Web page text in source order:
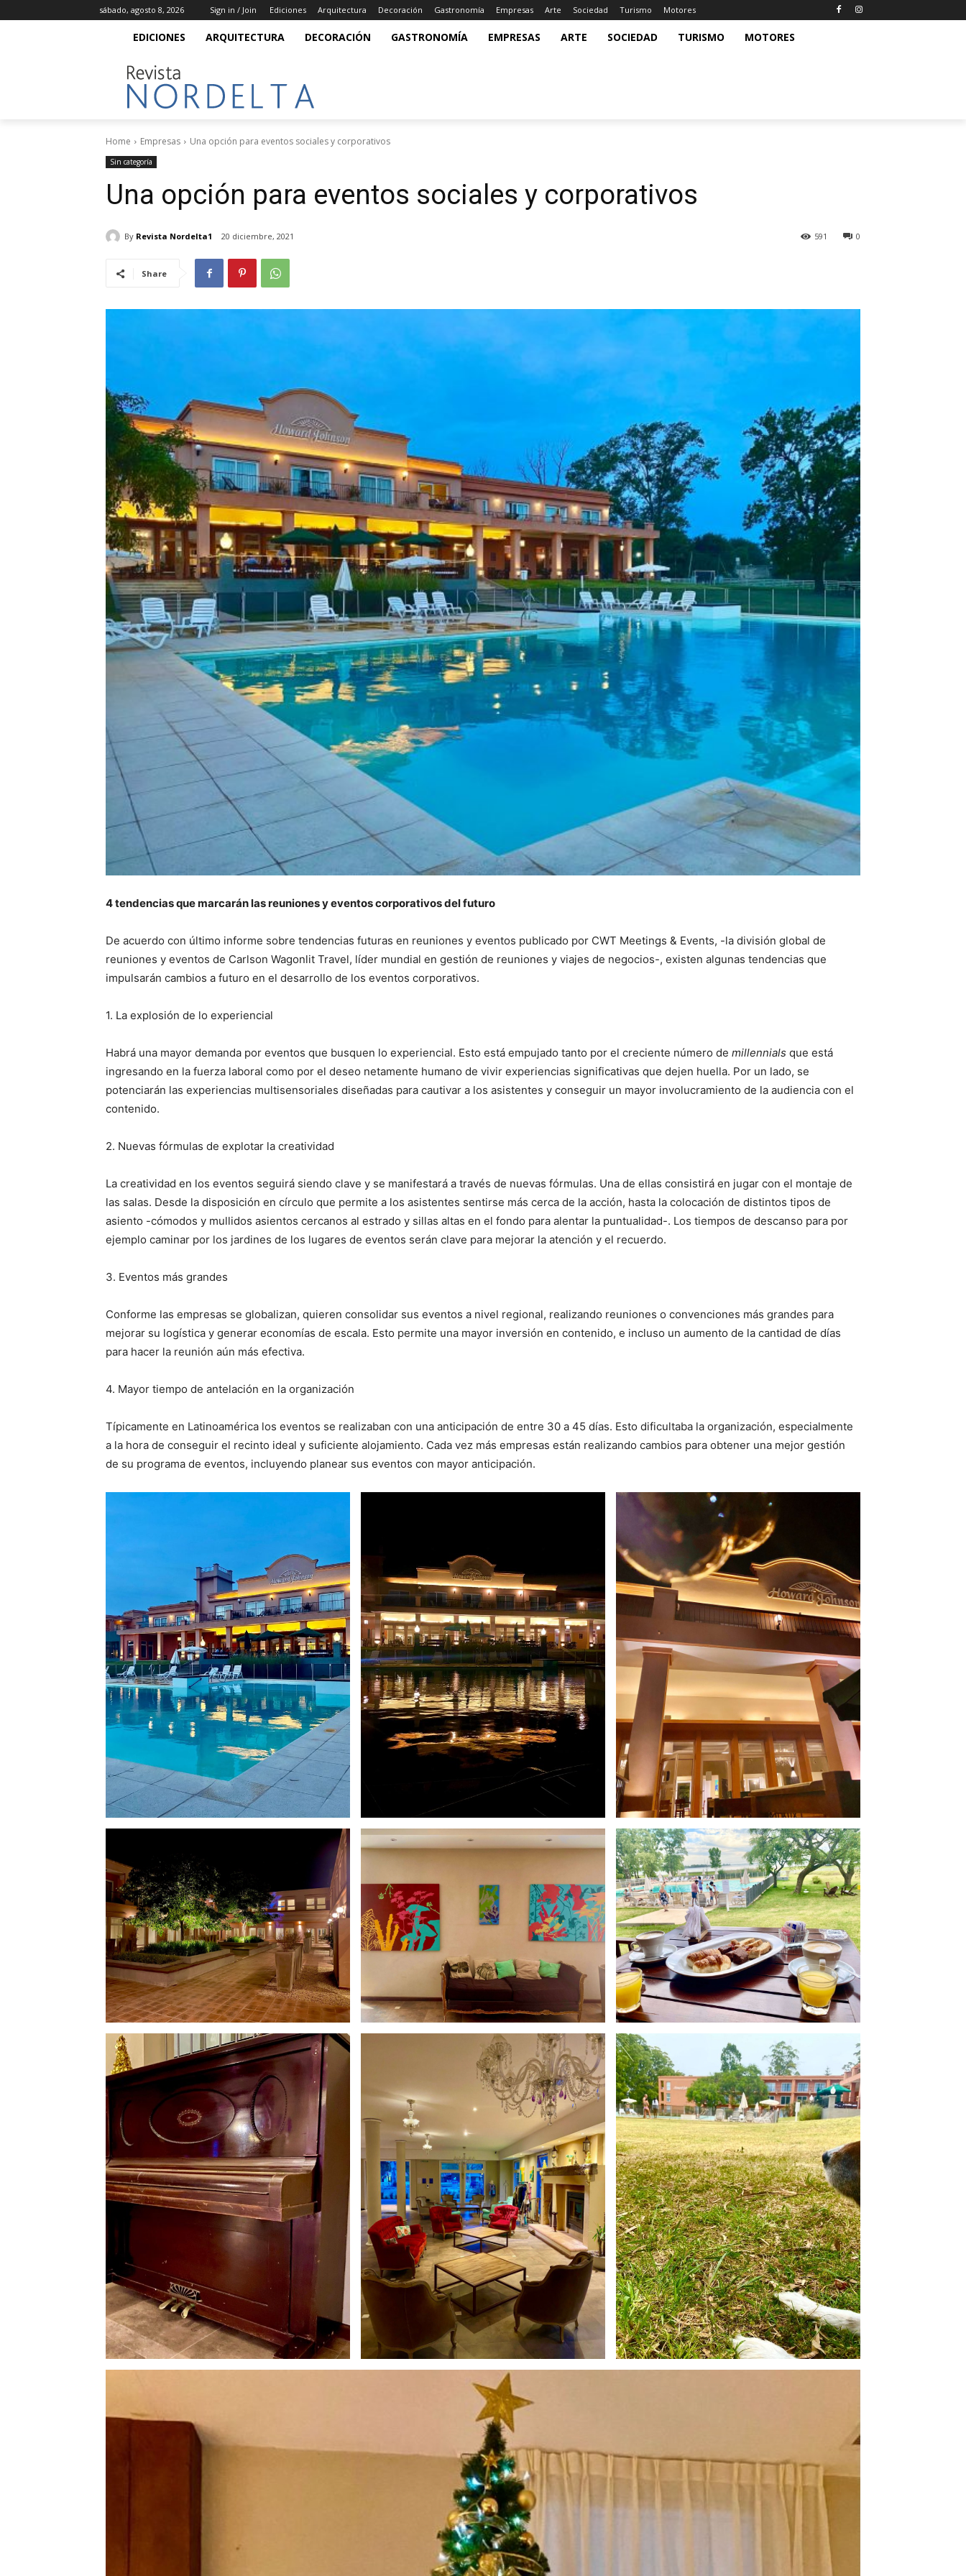
sábado, agosto 8, 2026 Sign in / Join Ediciones Arquitectura Decoración Gastronomía Empresas Arte Sociedad Turismo Motores
EDICIONES ARQUITECTURA DECORACIÓN GASTRONOMÍA EMPRESAS ARTE SOCIEDAD TURISMO MOTORES
Home Empresas Una opción para eventos sociales y corporativos
Sin categoría
Una opción para eventos sociales y corporativos
By Revista Nordelta1 20 diciembre, 2021 0
591
Share
4 tendencias que marcarán las reuniones y eventos corporativos del futuro
De acuerdo con último informe sobre tendencias futuras en reuniones y eventos publicado por CWT Meetings & Events, -la división global de
reuniones y eventos de Carlson Wagonlit Travel, líder mundial en gestión de reuniones y viajes de negocios-, existen algunas tendencias que
impulsarán cambios a futuro en el desarrollo de los eventos corporativos.
1. La explosión de lo experiencial
Habrá una mayor demanda por eventos que busquen lo experiencial. Esto está empujado tanto por el creciente número de millennials que está
ingresando en la fuerza laboral como por el deseo netamente humano de vivir experiencias significativas que dejen huella. Por un lado, se
potenciarán las experiencias multisensoriales diseñadas para cautivar a los asistentes y conseguir un mayor involucramiento de la audiencia con el
contenido.
2. Nuevas fórmulas de explotar la creatividad
La creatividad en los eventos seguirá siendo clave y se manifestará a través de nuevas fórmulas. Una de ellas consistirá en jugar con el montaje de
las salas. Desde la disposición en círculo que permite a los asistentes sentirse más cerca de la acción, hasta la colocación de distintos tipos de
asiento -cómodos y mullidos asientos cercanos al estrado y sillas altas en el fondo para alentar la puntualidad-. Los tiempos de descanso para por
ejemplo caminar por los jardines de los lugares de eventos serán clave para mejorar la atención y el recuerdo.
3. Eventos más grandes
Conforme las empresas se globalizan, quieren consolidar sus eventos a nivel regional, realizando reuniones o convenciones más grandes para
mejorar su logística y generar economías de escala. Esto permite una mayor inversión en contenido, e incluso un aumento de la cantidad de días
para hacer la reunión aún más efectiva.
4. Mayor tiempo de antelación en la organización
Típicamente en Latinoamérica los eventos se realizaban con una anticipación de entre 30 a 45 días. Esto dificultaba la organización, especialmente
a la hora de conseguir el recinto ideal y suficiente alojamiento. Cada vez más empresas están realizando cambios para obtener una mejor gestión
de su programa de eventos, incluyendo planear sus eventos con mayor anticipación.